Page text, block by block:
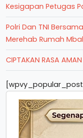
Kesigapan Petugas
Polri Dan TNI
Merehab Rumah
CIPTAKAN RASA AMAN